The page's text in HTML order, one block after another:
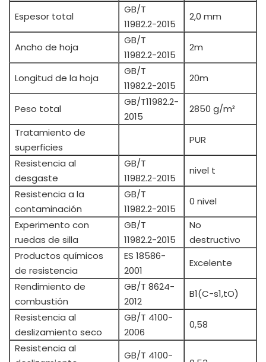
Espesor total
GB/T
11982.2-2015
2,0 mm
Ancho de hoja
GB/T
11982.2-2015
2m
Longitud de la hoja
GB/T
11982.2-2015
20m
Peso total
GB/T11982.2-
2015
2850 g/m²
Tratamiento de
superficies
PUR
Resistencia al
desgaste
GB/T
11982.2-2015
nivel t
Resistencia a la
contaminación
GB/T
11982.2-2015
0 nivel
Experimento con
ruedas de silla
GB/T
11982.2-2015
No
destructivo
Productos químicos
de resistencia
ES 18586-
2001
Excelente
Rendimiento de
combustión
GB/T 8624-
2012
B1(C-s1,tO)
Resistencia al
deslizamiento seco
GB/T 4100-
2006
0,58
Resistencia al
GB/T 4100-